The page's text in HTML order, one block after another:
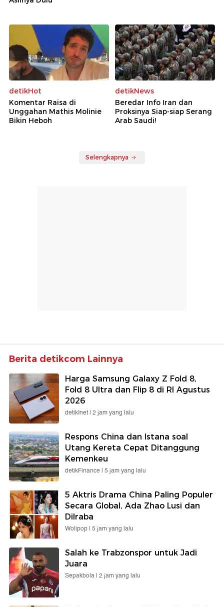
detikHot
Komentar Raisa di
Unggahan Mathis Molinie
Bikin Heboh
detikNews
Beredar Info Iran dan
Proksinya Siap-siap Serang
Arab Saudi!
Selengkapnya
Berita detikcom Lainnya
Harga Samsung Galaxy Z Fold 8,
Fold 8 Ultra dan Flip 8 di RI Agustus
2026
detikInet | 2 jam yang lalu
Respons China dan Istana soal
Utang Kereta Cepat Ditanggung
Kemenkeu
detikFinance | 5 jam yang lalu
5 Aktris Drama China Paling Populer
Secara Global, Ada Zhao Lusi dan
Dilraba
Wolipop | 5 jam yang lalu
Salah ke Trabzonspor untuk Jadi
Juara
Sepakbola | 2 jam yang lalu